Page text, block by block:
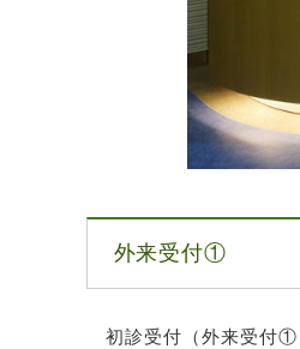
外来受付①
初診受付（外来受付①